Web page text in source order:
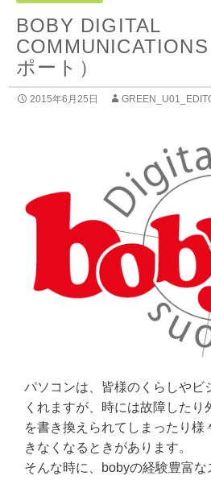
BOBY DIGITAL
ポート）
2015年6月25日
パソコンは、皆様のくらしやビ
くれますが、時には故障したり
を書き換えられてしまったり様
きなくなるときがあります。
そんな時に、bobyの経験豊富